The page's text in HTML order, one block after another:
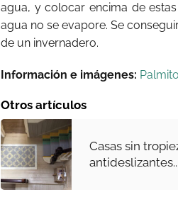
agua, y colocar encima de
agua no se evapore. Se
de un invernadero.
Información e imágenes:
Otros artículos
Casas sin